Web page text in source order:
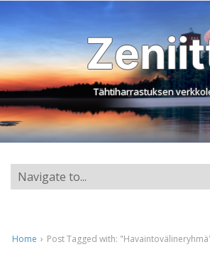
Tähtiharrastuksen
Home › Post Tagged with: